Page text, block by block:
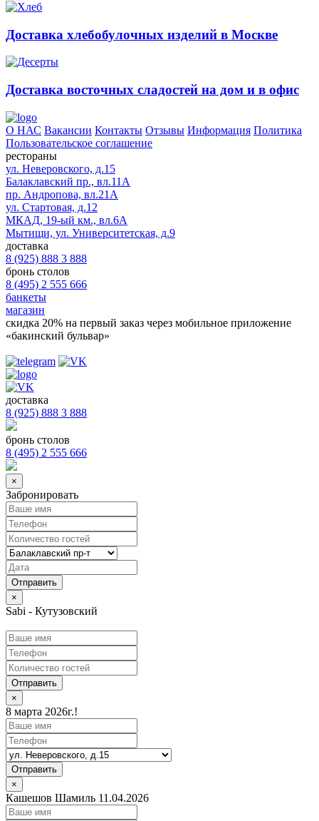
Доставка хлебобулочных изделий в Москве
Доставка восточных сладостей на дом и в офис
О НАС Вакансии Контакты Отзывы Информация Политика
Пользовательское соглашение
рестораны
ул. Неверовского, д.15
Балаклавский пр., вл.11А
пр. Андропова, вл.21А
ул. Стартовая, д.12
МКАД, 19-ый км., вл.6А
Мытищи, ул. Университетская, д.9
доставка
8 (925) 888 3 888
бронь столов
8 (495) 2 555 666
банкеты
магазин
скидка 20% на первый заказ через мобильное приложение
«бакинский бульвар»
доставка
8 (925) 888 3 888
бронь столов
8 (495) 2 555 666
×
Забронировать
×
Sabi - Кутузовский
Отправить
×
8 марта 2026г.!
Отправить
×
Кашешов Шамиль 11.04.2026